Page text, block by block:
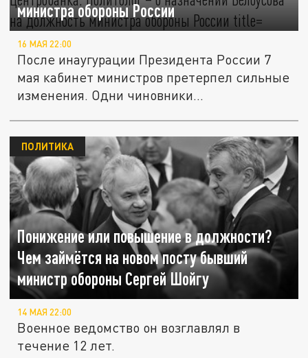
министра обороны России
16 МАЯ 22:00
После инаугурации Президента России 7
мая кабинет министров претерпел сильные
изменения. Одни чиновники...
Понижение или повышение в должности?
Чем займётся на новом посту бывший
министр обороны Сергей Шойгу
ПОЛИТИКА
14 МАЯ 22:00
Военное ведомство он возглавлял в
течение 12 лет.